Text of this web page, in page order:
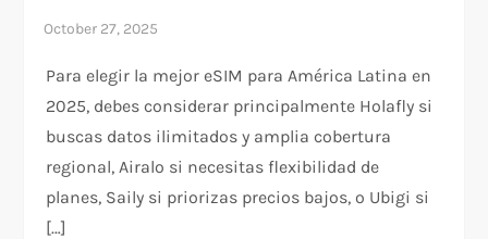
Para elegir la mejor eSIM para América Latina en
2025, debes considerar principalmente Holafly si
buscas datos ilimitados y amplia cobertura
regional, Airalo si necesitas flexibilidad de
planes, Saily si priorizas precios bajos, o Ubigi si
[…]